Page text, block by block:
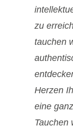
zu
tauchen
Herzen
eine
Tauchen